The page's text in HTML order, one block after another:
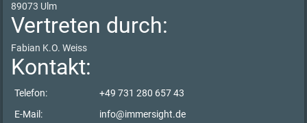
89073 Ulm
Vertreten durch:
Fabian K.O. Weiss
Kontakt:
Telefon:
+49 731 280 657 43
E-Mail:
info@immersight.de